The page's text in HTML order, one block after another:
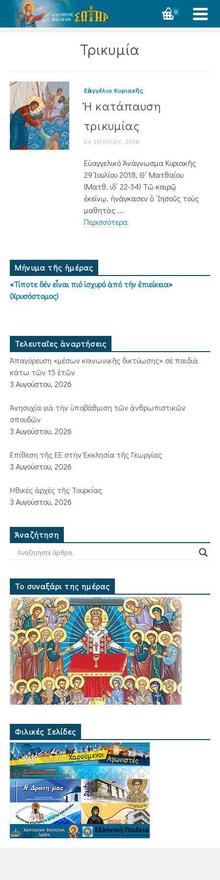
0
Τρικυμία
Εὐαγγέλιο Κυριακῆς
Ἡ κατάπαυση
τρικυμίας
24 ΙΟΥΛΊΟΥ, 2018
Εὐαγγελικό Ἀνάγνωσμα Κυριακῆς
29 Ἰουλίου 2018, Θ΄ Ματθαίου
(Ματθ. ιδ΄ 22-34) Τῶ καιρῷ
ἐκείνῳ, ἠνάγκασεν ὁ ᾿Ιησοῦς τοὺς
μαθητὰς ...
Περισσότερα
Μήνυμα τῆς ἡμέρας
«Τίποτε δέν εἶναι πιό ἰσχυρό ἀπό τήν ἐπιείκεια»
(Χρυσόστομος)
Τελευταῖες ἀναρτήσεις
Ἀπαγόρευση «μέσων κοινωνικῆς δικτύωσης» σὲ παιδιὰ
κάτω τῶν 15 ἐτῶν
3 Αυγούστου, 2026
Ἀνησυχία γιὰ τὴν ὑποβάθμιση τῶν ἀνθρωπιστικῶν
σπουδῶν
3 Αυγούστου, 2026
Ἐπίθεση τῆς ΕΕ στὴν Ἐκκλησία τῆς Γεωργίας
3 Αυγούστου, 2026
Ἠθικὲς ἀρχὲς τῆς Τουρκίας
3 Αυγούστου, 2026
Ἀναζήτηση
Το συναξάρι της ημέρας
Φιλικές Σελίδες